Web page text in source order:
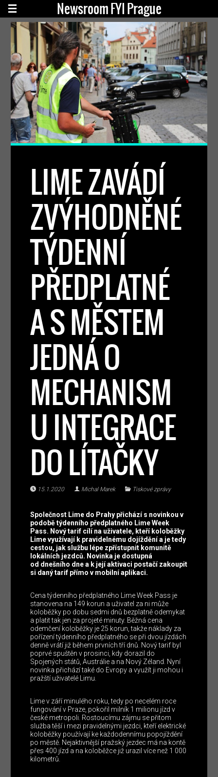
Newsroom FYI Prague
LIME ZAVÁDÍ
ZVÝHODNĚNÉ
TÝDENNÍ
PŘEDPLATNÉ
A S MĚSTEM
JEDNÁ O
MECHANISM
U INTEGRACE
DO LÍTAČKY
15.1.2020 Michal Marek Tiskové zprávy
Společnost Lime do Prahy přichází s novinkou v
podobě týdenního předplatného Lime Week
Pass. Nový tarif cílí na uživatele, kteří koloběžky
Lime využívají k pravidelnému dojíždění a je tedy
cestou, jak službu lépe zpřístupnit komunitě
lokálních jezdců. Novinka je dostupná
od dnešního dne a k její aktivaci postačí zakoupit
si daný tarif přímo v mobilní aplikaci.
Cena týdenního předplatného Lime Week Pass je
stanovena na 149 korun a uživatel za ni může
koloběžky po dobu sedmi dnů bezplatně odemykat
a platit tak jen za projeté minuty. Běžná cena
odemčení koloběžky je 25 korun, takže náklady za
pořízení týdenního předplatného se při dvou jízdách
denně vrátí již během prvních tří dnů. Nový tarif byl
poprvé spuštěn v prosinci, kdy dorazil do
Spojených států, Austrálie a na Nový Zéland. Nyní
novinka přichází také do Evropy a využít ji mohou i
pražští uživatelé Limu.
Lime v září minulého roku, tedy po necelém roce
fungování v Praze, pokořil milník 1 milionu jízd v
české metropoli. Rostoucímu zájmu se přitom
služba těší i mezi pravidelnými jezdci, kteří elektrické
koloběžky používají ke každodennímu popojíždění
po městě. Nejaktivnější pražský jezdec má na kontě
přes 400 jízd a na koloběžce již urazil více než 1 000
kilometrů.